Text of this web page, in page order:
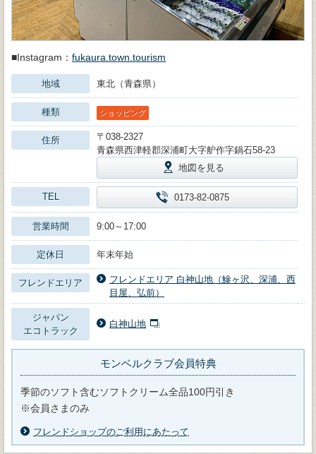
■Instagram： fukaura.town.tourism
地域 東北（青森県）
種類 ショッピング
住所
〒038-2327
青森県西津軽郡深浦町大字舮作字鍋石58-23
地図を見る
TEL 0173-82-0875
営業時間 9:00～17:00
定休日 年末年始
フレンドエリア
フレンドエリア 白神山地（鰺ヶ沢、深浦、西
目屋、弘前）
ジャパン
エコトラック
白神山地
モンベルクラブ会員特典
季節のソフト含むソフトクリーム全品100円引き
※会員さまのみ
フレンドショップのご利用にあたって